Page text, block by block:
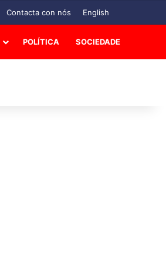
Contacta con nós English
POLÍTICA SOCIEDADE